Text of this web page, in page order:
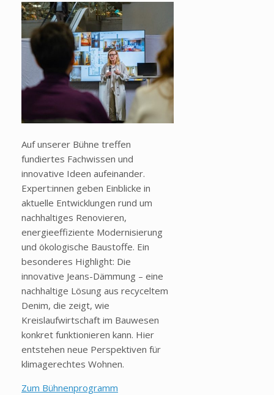
Auf unserer Bühne treffen
fundiertes Fachwissen und
innovative Ideen aufeinander.
Expert:innen geben Einblicke in
aktuelle Entwicklungen rund um
nachhaltiges Renovieren,
energieeffiziente Modernisierung
und ökologische Baustoffe. Ein
besonderes Highlight: Die
innovative Jeans-Dämmung – eine
nachhaltige Lösung aus recyceltem
Denim, die zeigt, wie
Kreislaufwirtschaft im Bauwesen
konkret funktionieren kann. Hier
entstehen neue Perspektiven für
klimagerechtes Wohnen.
Zum Bühnenprogramm